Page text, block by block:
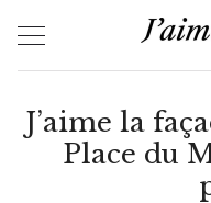
J’aime la
Place du